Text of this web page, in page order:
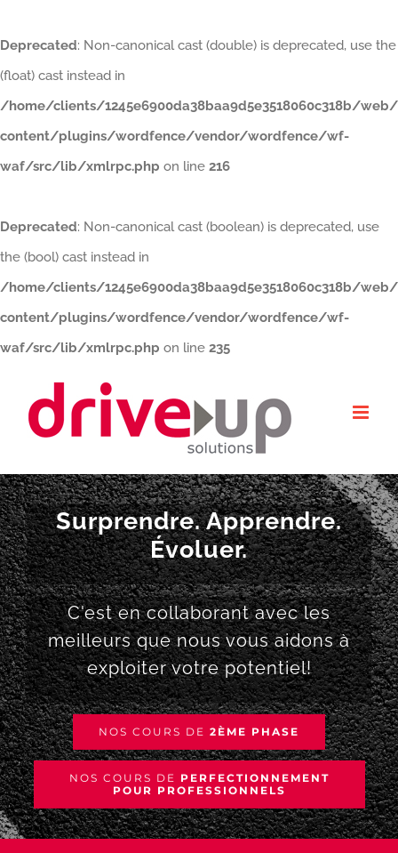
Deprecated: Non-canonical cast (double) is deprecated, use the
(float) cast instead in
/home/clients/1245e6900da38baa9d5e3518060c318b/
content/plugins/wordfence/vendor/wordfence/wf-
waf/src/lib/xmlrpc.php on line 216
Deprecated: Non-canonical cast (boolean) is deprecated, use
the (bool) cast instead in
/home/clients/1245e6900da38baa9d5e3518060c318b/
content/plugins/wordfence/vendor/wordfence/wf-
waf/src/lib/xmlrpc.php on line 235
contenu
Surprendre. Apprendre.
Évoluer.
C'est en collaborant avec les
meilleurs que nous vous aidons à
exploiter votre potentiel!
NOS COURS DE 2ÈME PHASE
NOS COURS DE PERFECTIONNEMENT
POUR PROFESSIONNELS